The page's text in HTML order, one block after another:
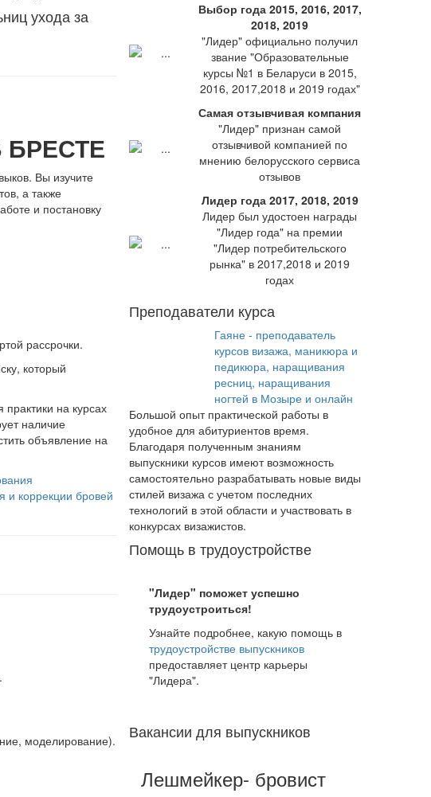
ухода за
Вы изучите
а также
и постановку
рассрочки.
который
на курсах
наличие
объявление на
и коррекции бровей
моделирование).
Выбор года 2015, 2016, 2017,
2018, 2019
"Лидер" официально получил
звание "Образовательные
курсы №1 в Беларуси в 2015,
2016, 2017,2018 и 2019 годах"
Самая отзывчивая компания
"Лидер" признан самой
отзывчивой компанией по
мнению белорусского сервиса
отзывов
Лидер года 2017, 2018, 2019
Лидер был удостоен награды
"Лидер года" на премии
"Лидер потребительского
рынка" в 2017,2018 и 2019
годах
Преподаватели курса
Гаяне - преподаватель
курсов визажа, маникюра и
педикюра, наращивания
ресниц, наращивания
ногтей в Мозыре и онлайн
Большой опыт практической работы в
удобное для абитуриентов время.
Благодаря полученным знаниям
выпускники курсов имеют возможность
самостоятельно разрабатывать новые виды
стилей визажа с учетом последних
технологий в этой области и участвовать в
конкурсах визажистов.
Помощь в трудоустройстве
"Лидер" поможет успешно
трудоустроиться!
Узнайте подробнее, какую помощь в
трудоустройстве выпускников
предоставляет центр карьеры
"Лидера".
Вакансии для выпускников
Лешмейкер- бровист